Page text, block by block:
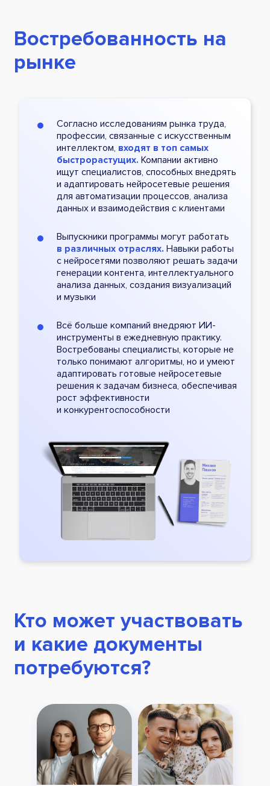
Востребованность на
рынке
Согласно исследованиям рынка труда,
профессии, связанные с искусственным
интеллектом, входят в топ самых
быстрорастущих. Компании активно
ищут специалистов, способных внедрять
и адаптировать нейросетевые решения
для автоматизации процессов, анализа
данных и взаимодействия с клиентами
Выпускники программы могут работать
в различных отраслях. Навыки работы
с нейросетями позволяют решать задачи
генерации контента, интеллектуального
анализа данных, создания визуализаций
и музыки
Всё больше компаний внедряют ИИ-
инструменты в ежедневную практику.
Востребованы специалисты, которые не
только понимают алгоритмы, но и умеют
адаптировать готовые нейросетевые
решения к задачам бизнеса, обеспечивая
рост эффективности
и конкурентоспособности
Кто может участвовать
и какие документы
потребуются?